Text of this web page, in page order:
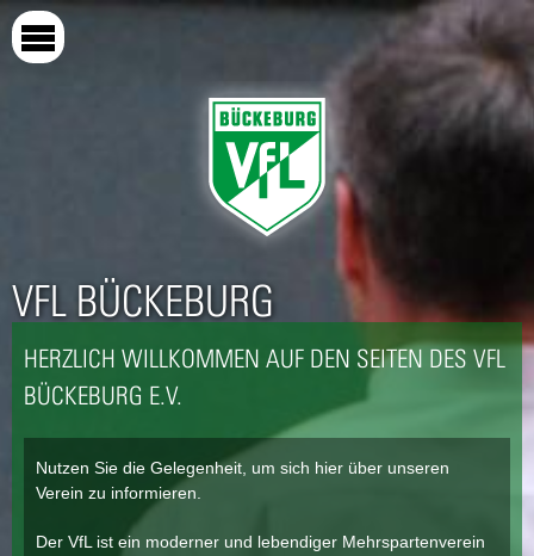
Direkt
VFL BÜCKEBURG
HERZLICH WILLKOMMEN AUF DEN SEITEN DES VFL
BÜCKEBURG E.V.
Nutzen Sie die Gelegenheit, um sich hier über unseren
Verein zu informieren.
Der VfL ist ein moderner und lebendiger Mehrspartenverein